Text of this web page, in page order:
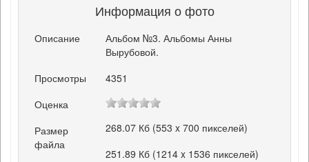
Информация о фото
Описание
Альбом №3. Альбомы Анны
Вырубовой.
Просмотры
4351
Оценка
Размер
файла
268.07 Кб (553 x 700 пикселей)
251.89 Кб (1214 x 1536 пикселей)